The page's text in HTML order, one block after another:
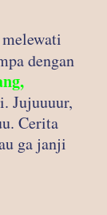
dengan
Jujuuuur,
Cerita
ga janji